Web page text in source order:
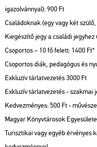
igazolvánnyal): 900 Ft
Családoknak (egy vagy két
Kiegészítő jegy a családi
Csoportos – 10 fő felett: 1400 Ft*
Csoportos diák, pedagógus és
Exkluzív tárlatvezetés 3000 Ft
Exkluzív tárlatvezetés - szakmai
Kedvezményes: 500 Ft -
Magyar Könyvtárosok
Turisztikai vagy egyéb érvényes